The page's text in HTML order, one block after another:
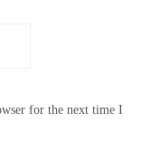
for the next time I